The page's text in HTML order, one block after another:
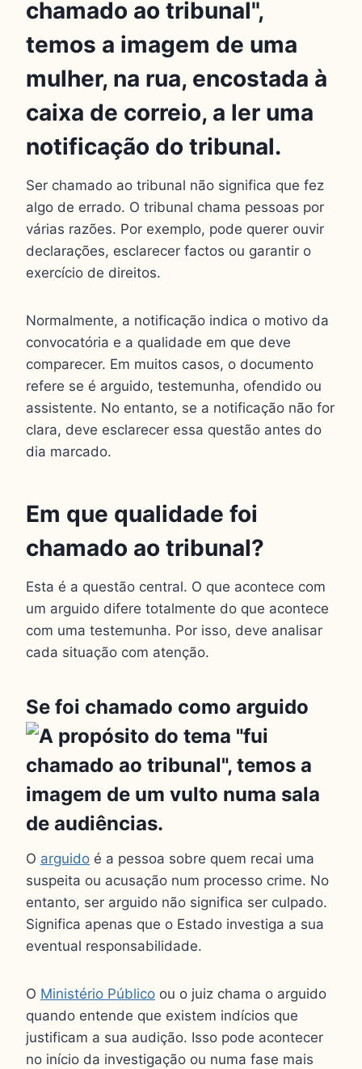
Ser chamado ao tribunal não significa que fez
algo de errado. O tribunal chama pessoas por
várias razões. Por exemplo, pode querer ouvir
declarações, esclarecer factos ou garantir o
exercício de direitos.
Normalmente, a notificação indica o motivo da
convocatória e a qualidade em que deve
comparecer. Em muitos casos, o documento
refere se é arguido, testemunha, ofendido ou
assistente. No entanto, se a notificação não for
clara, deve esclarecer essa questão antes do
dia marcado.
Em que qualidade foi
chamado ao tribunal?
Esta é a questão central. O que acontece com
um arguido difere totalmente do que acontece
com uma testemunha. Por isso, deve analisar
cada situação com atenção.
Se foi chamado como arguido
O arguido é a pessoa sobre quem recai uma
suspeita ou acusação num processo crime. No
entanto, ser arguido não significa ser culpado.
Significa apenas que o Estado investiga a sua
eventual responsabilidade.
O Ministério Público ou o juiz chama o arguido
quando entende que existem indícios que
justificam a sua audição. Isso pode acontecer
no início da investigação ou numa fase mais